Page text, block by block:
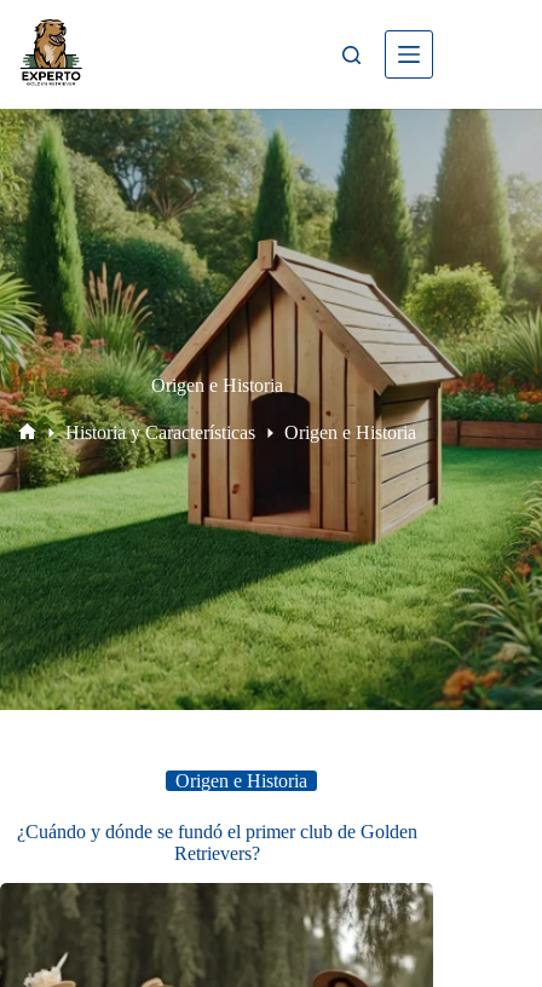
Origen e Historia
Historia y Características Origen e Historia
Origen e Historia
¿Cuándo y dónde se fundó el primer club de Golden
Retrievers?